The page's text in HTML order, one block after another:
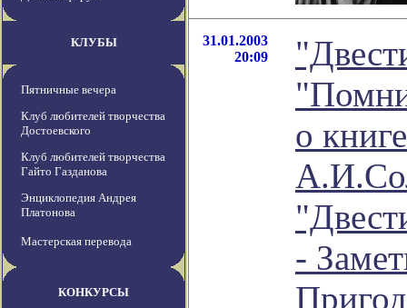
КЛУБЫ
Пятничные вечера
Клуб любителей творчества
Достоевского
Клуб любителей творчества
Гайто Газданова
Энциклопедия Андрея
Платонова
Мастерская перевода
КОНКУРСЫ
31.01.2003
20:09
о книге
-